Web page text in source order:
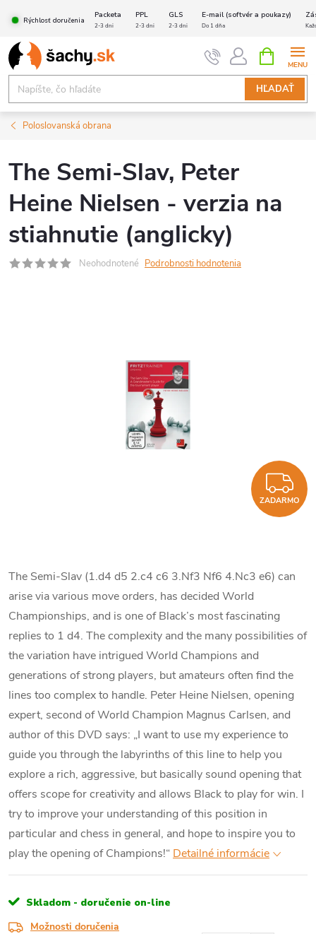
obsah
Rýchlosť doručenia
Packeta PPL GLS E-mail (softvér a poukazy)
2-3 dni 2-3 dni 2-3 dni Do 1 dňa
HĽADAŤ
KOŠÍK
Poloslovanská obrana
The Semi-Slav, Peter
Heine Nielsen - verzia na
stiahnutie (anglicky)
Neohodnotené Podrobnosti hodnotenia
ZADARMO
The Semi-Slav (1.d4 d5 2.c4 c6 3.Nf3 Nf6 4.Nc3 e6) can
arise via various move orders, has decided World
Championships, and is one of Black’s most fascinating
replies to 1 d4. The complexity and the many possibilities of
the variation have intrigued World Champions and
generations of strong players, but amateurs often find the
lines too complex to handle. Peter Heine Nielsen, opening
expert, second of World Champion Magnus Carlsen, and
author of this DVD says: „I want to use my experience to
guide you through the labyrinths of this line to help you
explore a rich, aggressive, but basically sound opening that
offers scope for creativity and allows Black to play for win. I
try to improve your understanding of this position in
particular and chess in general, and hope to inspire you to
play the opening of Champions!“ Detailné informácie
Skladom - doručenie on-line
Možnosti doručenia